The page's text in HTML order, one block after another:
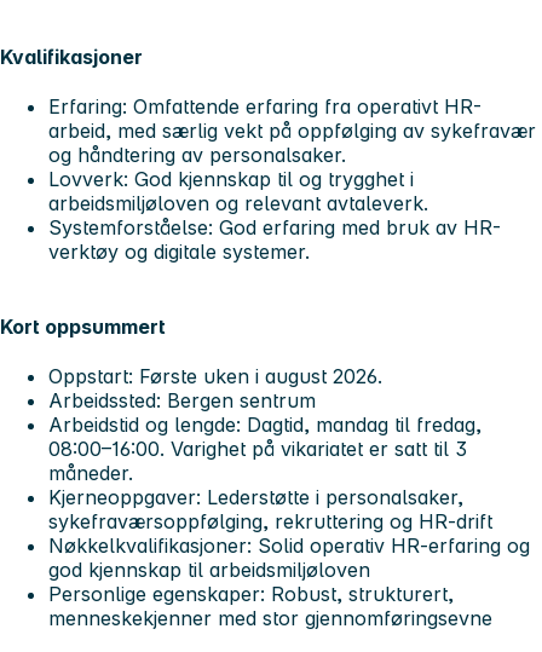
Kvalifikasjoner
Erfaring: Omfattende erfaring fra operativt HR-
arbeid, med særlig vekt på oppfølging av sykefravær
og håndtering av personalsaker.
Lovverk: God kjennskap til og trygghet i
arbeidsmiljøloven og relevant avtaleverk.
Systemforståelse: God erfaring med bruk av HR-
verktøy og digitale systemer.
Kort oppsummert
Oppstart: Første uken i august 2026.
Arbeidssted: Bergen sentrum
Arbeidstid og lengde: Dagtid, mandag til fredag,
08:00–16:00. Varighet på vikariatet er satt til 3
måneder.
Kjerneoppgaver: Lederstøtte i personalsaker,
sykefraværsoppfølging, rekruttering og HR-drift
Nøkkelkvalifikasjoner: Solid operativ HR-erfaring og
god kjennskap til arbeidsmiljøloven
Personlige egenskaper: Robust, strukturert,
menneskekjenner med stor gjennomføringsevne